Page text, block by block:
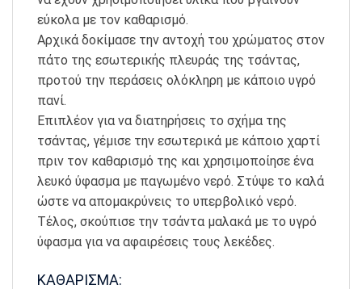
εύκολα με τον καθαρισμό.
Αρχικά δοκίμασε την αντοχή του χρώματος στον
πάτο της εσωτερικής πλευράς της τσάντας,
προτού την περάσεις ολόκληρη με κάποιο υγρό
πανί.
Επιπλέον για να διατηρήσεις το σχήμα της
τσάντας, γέμισε την εσωτερικά με κάποιο χαρτί
πριν τον καθαρισμό της και χρησιμοποίησε ένα
λευκό ύφασμα με παγωμένο νερό. Στύψε το καλά
ώστε να απομακρύνεις το υπερβολικό νερό.
Τέλος, σκούπισε την τσάντα μαλακά με το υγρό
ύφασμα για να αφαιρέσεις τους λεκέδες.
ΚΑΘΑΡΙΣΜΑ: